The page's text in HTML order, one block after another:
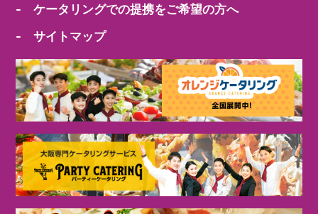
- ケータリングでの提携をご希望の方へ
- サイトマップ